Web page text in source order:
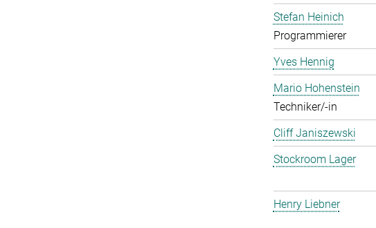
Stefan Heinich
Programmierer
Yves Hennig
Mario Hohenstein
Techniker/-in
Cliff Janiszewski
Stockroom Lager
Henry Liebner